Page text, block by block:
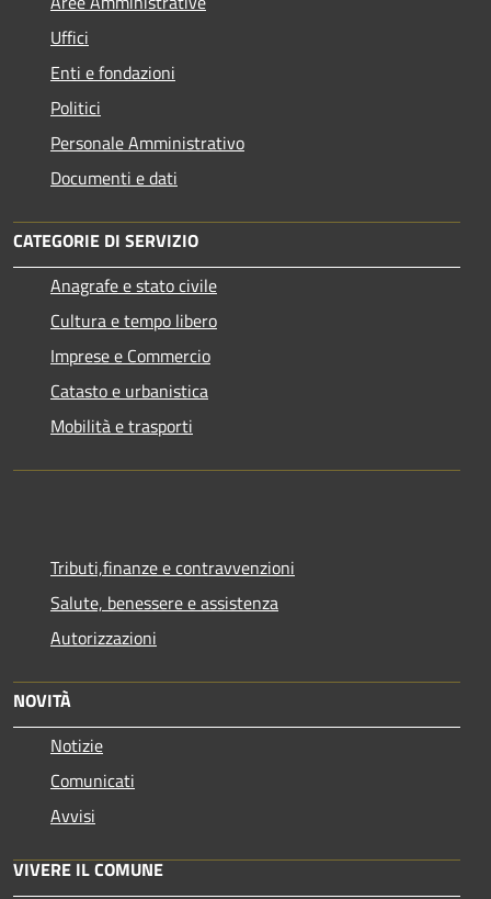
Uffici
Enti e fondazioni
Politici
Personale Amministrativo
Documenti e dati
CATEGORIE DI SERVIZIO
Anagrafe e stato civile
Cultura e tempo libero
Imprese e Commercio
Catasto e urbanistica
Mobilità e trasporti
Tributi,finanze e contravvenzioni
Salute, benessere e assistenza
Autorizzazioni
NOVITÀ
Notizie
Comunicati
Avvisi
VIVERE IL COMUNE